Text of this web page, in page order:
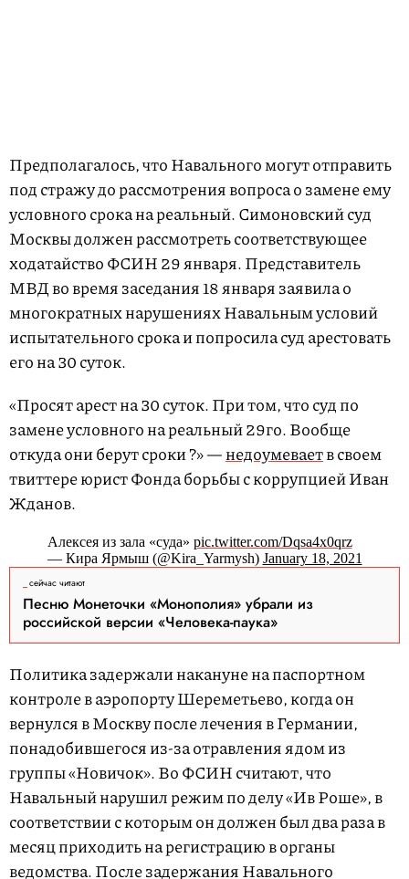
Предполагалось, что Навального могут отправить
под стражу до рассмотрения вопроса о замене ему
условного срока на реальный. Симоновский суд
Москвы должен рассмотреть соответствующее
ходатайство ФСИН 29 января. Представитель
МВД во время заседания 18 января заявила о
многократных нарушениях Навальным условий
испытательного срока и попросила суд арестовать
его на 30 суток.
«Просят арест на 30 суток. При том, что суд по
замене условного на реальный 29го. Вообще
откуда они берут сроки ?» —недоумеваетв своем
твиттере юрист Фонда борьбы с коррупцией Иван
Жданов.
Алексея из зала «суда» pic.twitter.com/Dqsa4x0qrz
— Кира Ярмыш (@Kira_Yarmysh) January 18, 2021
сейчас читают
Песню Монеточки «Монополия» убрали из
российской версии «Человека-паука»
Политика задержали накануне на паспортном
контроле в аэропорту Шереметьево, когда он
вернулся в Москву после лечения в Германии,
понадобившегося из-за отравления ядом из
группы «Новичок». Во ФСИН считают, что
Навальный нарушил режим по делу «Ив Роше», в
соответствии с которым он должен был два раза в
месяц приходить на регистрацию в органы
ведомства. После задержания Навального